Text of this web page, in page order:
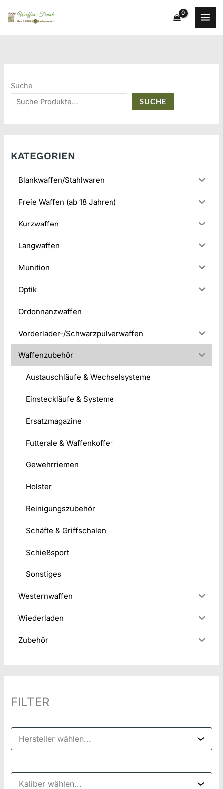
Inhalt
Suche
SUCHE
KATEGORIEN
Blankwaffen/Stahlwaren
Freie Waffen (ab 18 Jahren)
Kurzwaffen
Langwaffen
Munition
Optik
Ordonnanzwaffen
Vorderlader-/Schwarzpulverwaffen
Waffenzubehör
Austauschläufe & Wechselsysteme
Einsteckläufe & Systeme
Ersatzmagazine
Futterale & Waffenkoffer
Gewehrriemen
Holster
Reinigungszubehör
Schäfte & Griffschalen
Schießsport
Sonstiges
Westernwaffen
Wiederladen
Zubehör
FILTER
Hersteller wählen...
Kaliber wählen...